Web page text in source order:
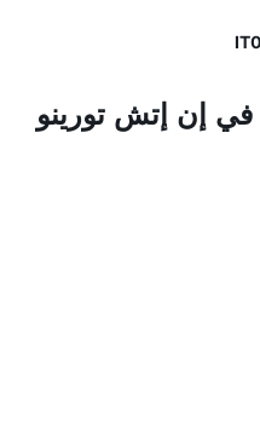
في إن إتش تورينو